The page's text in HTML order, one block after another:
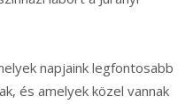
napjaink legfontosabb
és amelyek közel vannak